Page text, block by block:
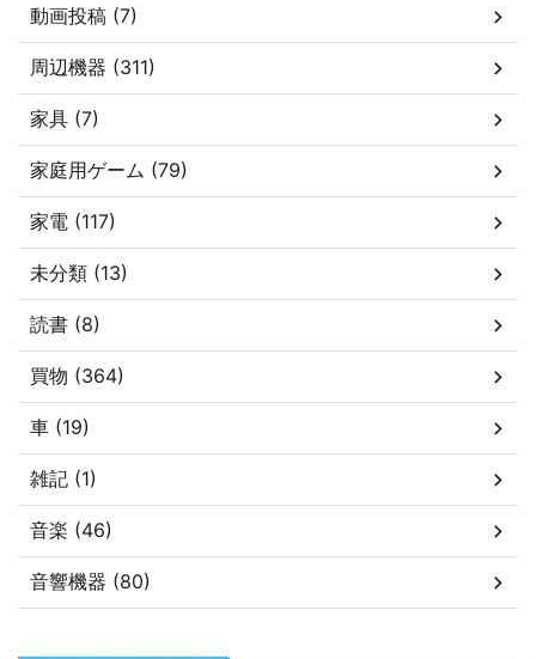
動画投稿 (7)
周辺機器 (311)
家具 (7)
家庭用ゲーム (79)
家電 (117)
未分類 (13)
読書 (8)
買物 (364)
車 (19)
雑記 (1)
音楽 (46)
音響機器 (80)